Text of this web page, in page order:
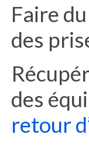
Faire
des
des
retour